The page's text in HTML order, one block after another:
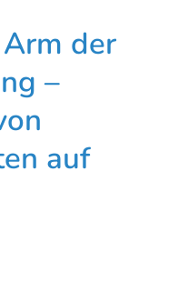
der
–
auf